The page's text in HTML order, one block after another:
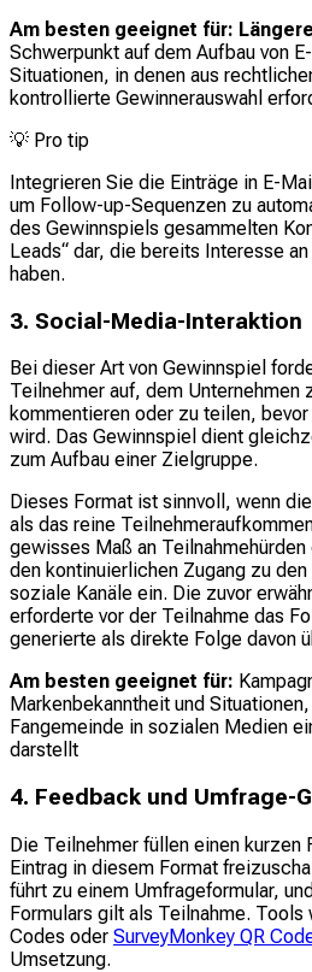
Am besten geeignet für: Längere
Schwerpunkt auf dem Aufbau von
Situationen, in denen aus
kontrollierte Gewinnerauswahl
💡 Pro tip
Integrieren Sie die Einträge in E-
um Follow-up-Sequenzen zu
des Gewinnspiels gesammelten
Leads“ dar, die bereits Interesse
haben.
3. Social-Media-Interaktion
Bei dieser Art von Gewinnspiel
Teilnehmer auf, dem
kommentieren oder zu teilen,
wird. Das Gewinnspiel dient
zum Aufbau einer Zielgruppe.
Dieses Format ist sinnvoll, wenn
als das reine
gewisses Maß an
den kontinuierlichen Zugang zu
soziale Kanäle ein. Die zuvor
erforderte vor der Teilnahme das
generierte als direkte Folge davon
Am besten geeignet für:
Markenbekanntheit und
Fangemeinde in sozialen Medien
darstellt
4. Feedback und Umfrage-
Die Teilnehmer füllen einen kurzen
Eintrag in diesem Format
führt zu einem Umfrageformular,
Formulars gilt als Teilnahme. Tools
Codes oder SurveyMonkey QR
Umsetzung.